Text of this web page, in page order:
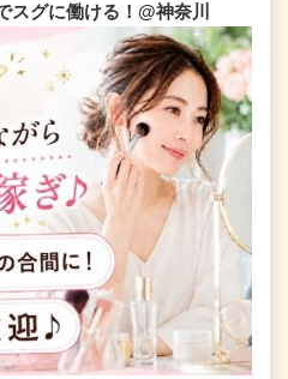
スグに働ける！@神奈川